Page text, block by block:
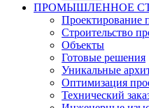
ПРОМЫШЛЕННОЕ
Проектирование
Строительство
Объекты
Готовые решения
Уникальные
Оптимизация
Технический